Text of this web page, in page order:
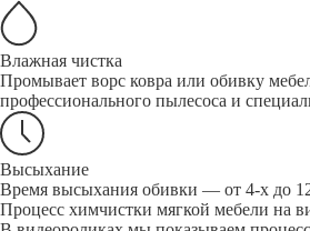
Влажная чистка
Промывает ворс ковра или обивку
профессионального пылесоса и
Высыхание
Время высыхания обивки — от 4-х до
Процесс химчистки мягкой мебели на